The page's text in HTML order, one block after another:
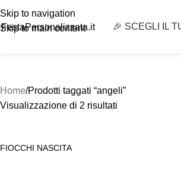
Skip to navigation
Skip to main content
FestaPersonalizzata.it 🎉 SCEGLI IL
Home Prodotti taggati “angeli”
Visualizzazione di 2 risultati
FIOCCHI NASCITA